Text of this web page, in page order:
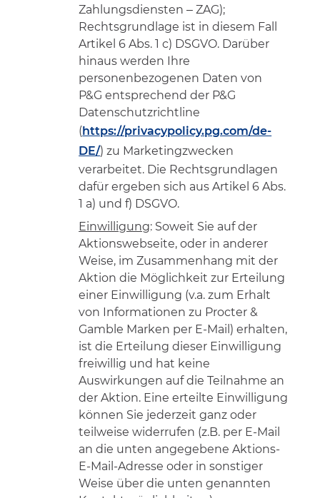
Zahlungsdiensten – ZAG);
Rechtsgrundlage ist in diesem Fall
Artikel 6 Abs. 1 c) DSGVO. Darüber
hinaus werden Ihre
personenbezogenen Daten von
P&G entsprechend der P&G
Datenschutzrichtline
(https://privacypolicy.pg.com/de-
DE/) zu Marketingzwecken
verarbeitet. Die Rechtsgrundlagen
dafür ergeben sich aus Artikel 6 Abs.
1 a) und f) DSGVO.
Einwilligung: Soweit Sie auf der
Aktionswebseite, oder in anderer
Weise, im Zusammenhang mit der
Aktion die Möglichkeit zur Erteilung
einer Einwilligung (v.a. zum Erhalt
von Informationen zu Procter &
Gamble Marken per E-Mail) erhalten,
ist die Erteilung dieser Einwilligung
freiwillig und hat keine
Auswirkungen auf die Teilnahme an
der Aktion. Eine erteilte Einwilligung
können Sie jederzeit ganz oder
teilweise widerrufen (z.B. per E-Mail
an die unten angegebene Aktions-
E-Mail-Adresse oder in sonstiger
Weise über die unten genannten